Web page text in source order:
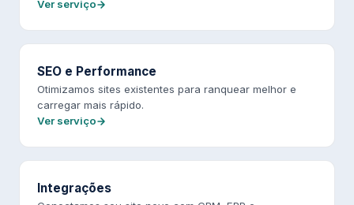
Ver serviço
SEO e Performance
Otimizamos sites existentes para ranquear melhor e
carregar mais rápido.
Ver serviço
Integrações